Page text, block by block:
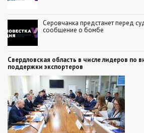
Серовчанка предстанет перед
сообщение о бомбе
Свердловская область в числе лидеров по
поддержки экспортеров